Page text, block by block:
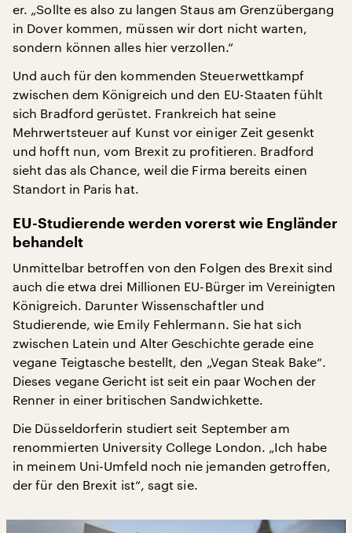
er. „Sollte es also zu langen Staus am Grenzübergang
in Dover kommen, müssen wir dort nicht warten,
sondern können alles hier verzollen.“
Und auch für den kommenden Steuerwettkampf
zwischen dem Königreich und den EU-Staaten fühlt
sich Bradford gerüstet. Frankreich hat seine
Mehrwertsteuer auf Kunst vor einiger Zeit gesenkt
und hofft nun, vom Brexit zu profitieren. Bradford
sieht das als Chance, weil die Firma bereits einen
Standort in Paris hat.
EU-Studierende werden vorerst wie Engländer
behandelt
Unmittelbar betroffen von den Folgen des Brexit sind
auch die etwa drei Millionen EU-Bürger im Vereinigten
Königreich. Darunter Wissenschaftler und
Studierende, wie Emily Fehlermann. Sie hat sich
zwischen Latein und Alter Geschichte gerade eine
vegane Teigtasche bestellt, den „Vegan Steak Bake“.
Dieses vegane Gericht ist seit ein paar Wochen der
Renner in einer britischen Sandwichkette.
Die Düsseldorferin studiert seit September am
renommierten University College London. „Ich habe
in meinem Uni-Umfeld noch nie jemanden getroffen,
der für den Brexit ist“, sagt sie.